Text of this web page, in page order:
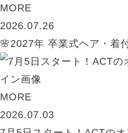
MORE
2026.07.26
🌸2027年 卒業式ヘア・着
MORE
2026.07.03